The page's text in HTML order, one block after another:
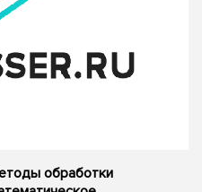
обработки